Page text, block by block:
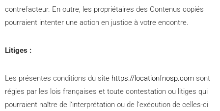
contrefacteur. En outre, les propriétaires des Contenus copiés
pourraient intenter une action en justice à votre encontre.
Litiges :
Les présentes conditions du site https://locationfnosp.com sont
régies par les lois françaises et toute contestation ou litiges qui
pourraient naître de l’interprétation ou de l’exécution de celles-ci